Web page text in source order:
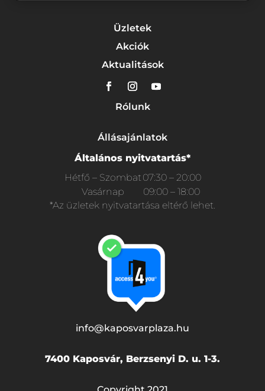
Üzletek
Akciók
Aktualitások
Rólunk
Állásajánlatok
Általános nyitvatartás*
Hétfő – Szombat07:30 – 20:00
Vasárnap
09:00 – 18:00
*Az üzletek nyitvatartása eltérő lehet.
info@kaposvarplaza.hu
7400 Kaposvár, Berzsenyi D. u. 1-3.